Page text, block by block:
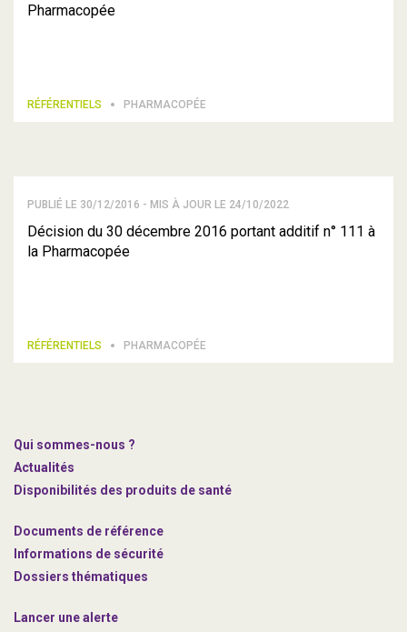
Pharmacopée
RÉFÉRENTIELS PHARMACOPÉE
PUBLIÉ LE 30/12/2016 - MIS À JOUR LE 24/10/2022
Décision du 30 décembre 2016 portant additif n° 111 à
la Pharmacopée
RÉFÉRENTIELS PHARMACOPÉE
Qui sommes-nous ?
Actualités
Disponibilités des produits de santé
Documents de référence
Informations de sécurité
Dossiers thématiques
Lancer une alerte